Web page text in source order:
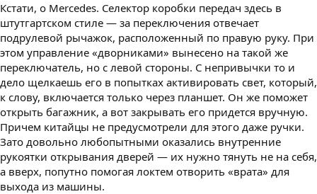
Кстати, о Mercedes. Селектор коробки передач здесь в
штутгартском стиле — за переключения отвечает
подрулевой рычажок, расположенный по правую руку. При
этом управление «дворниками» вынесено на такой же
переключатель, но с левой стороны. С непривычки то и
дело щелкаешь его в попытках активировать свет, который,
к слову, включается только через планшет. Он же поможет
открыть багажник, а вот закрывать его придется вручную.
Причем китайцы не предусмотрели для этого даже ручки.
Зато довольно любопытными оказались внутренние
рукоятки открывания дверей — их нужно тянуть не на себя,
а вверх, попутно помогая локтем отворить «врата» для
выхода из машины.